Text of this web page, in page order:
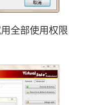
全部使用权限